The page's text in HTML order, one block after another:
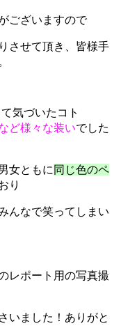
ございますので
させて頂き、皆様手
気づいたコト
ど様々な装いでした
女ともに 同じ色のペ
り
んなで笑ってしまい
レポート用の写真撮
いました！ ありがと